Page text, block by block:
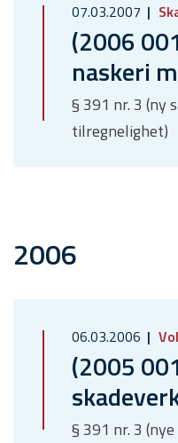
07.03.2007
(2006
naskeri
§ 391 nr. 3 (ny
tilregnelighet)
2006
06.03.2006
(2005
§ 391 nr. 3